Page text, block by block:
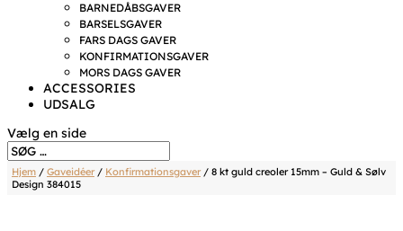
BARNEDÅBSGAVER
BARSELSGAVER
FARS DAGS GAVER
KONFIRMATIONSGAVER
MORS DAGS GAVER
ACCESSORIES
UDSALG
Vælg en side
Hjem / Gaveidéer/ Konfirmationsgaver/ 8 kt guld creoler 15mm – Guld & Sølv
Design 384015